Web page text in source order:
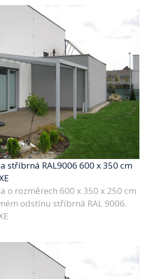
stříbrná RAL9006 600 x 350 cm
o rozměrech 600 x 350 x 250 cm
odstínu stříbrná RAL 9006.